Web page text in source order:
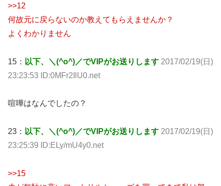
>>12
何故元に戻らないのか教えてもらえませんか？
よくわかりません
15： 以下、＼(^o^)／でVIPがお送りします 2017/02/19(日)
23:23:53 ID:0MFr2IlU0.net
喧嘩はなんでしたの？
23： 以下、＼(^o^)／でVIPがお送りします 2017/02/19(日)
23:25:39 ID:ELy/mU4y0.net
>>15